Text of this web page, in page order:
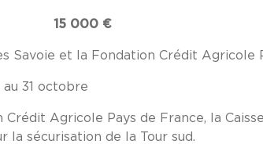
15 000 €
et la Fondation Crédit Agricole
31 octobre
Agricole Pays de France, la
sécurisation de la Tour sud.